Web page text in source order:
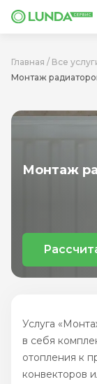
Главная / Все
Монтаж
Монтаж
Услуга
в себя
отопления к
конвекторов